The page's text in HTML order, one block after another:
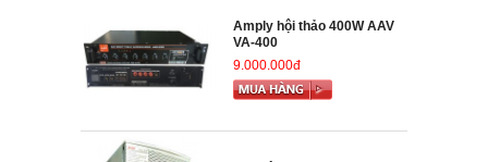
Amply hội thảo 400W AAV
VA-400
9.000.000đ